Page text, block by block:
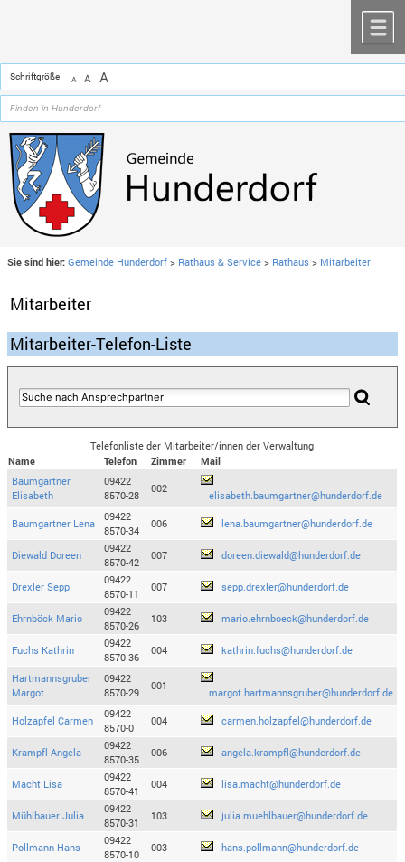
Schriftgröße A A A
Sie sind hier: Gemeinde Hunderdorf > Rathaus & Service > Rathaus > Mitarbeiter
Mitarbeiter
Mitarbeiter-Telefon-Liste
Telefonliste der Mitarbeiter/innen der Verwaltung
Name
Telefon Zimmer
Mail
Baumgartner
Elisabeth
09422
8570-28
002
elisabeth.baumgartner@hunderdorf.de
Baumgartner Lena
09422
8570-34
006 lena.baumgartner@hunderdorf.de
Diewald Doreen
09422
8570-42
007 doreen.diewald@hunderdorf.de
Drexler Sepp
09422
8570-11
007 sepp.drexler@hunderdorf.de
Ehrnböck Mario
09422
8570-26
103 mario.ehrnboeck@hunderdorf.de
Fuchs Kathrin
09422
8570-36
004 kathrin.fuchs@hunderdorf.de
Hartmannsgruber
Margot
09422
8570-29
001
margot.hartmannsgruber@hunderdorf.de
Holzapfel Carmen
09422
8570-0
004 carmen.holzapfel@hunderdorf.de
Krampfl Angela
09422
8570-35
006 angela.krampfl@hunderdorf.de
Macht Lisa
09422
8570-41
004 lisa.macht@hunderdorf.de
Mühlbauer Julia
09422
8570-31
103 julia.muehlbauer@hunderdorf.de
Pollmann Hans
09422
8570-10
003 hans.pollmann@hunderdorf.de